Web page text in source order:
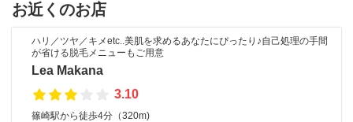
お近くのお店
ハリ／ツヤ／キメetc..美肌を求めるあなたにぴったり♪自己処理の手間
が省ける脱毛メニューもご用意
Lea Makana
3.10
篠崎駅から徒歩4分（320m)